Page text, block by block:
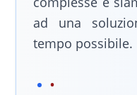
ad una
tempo possibile.